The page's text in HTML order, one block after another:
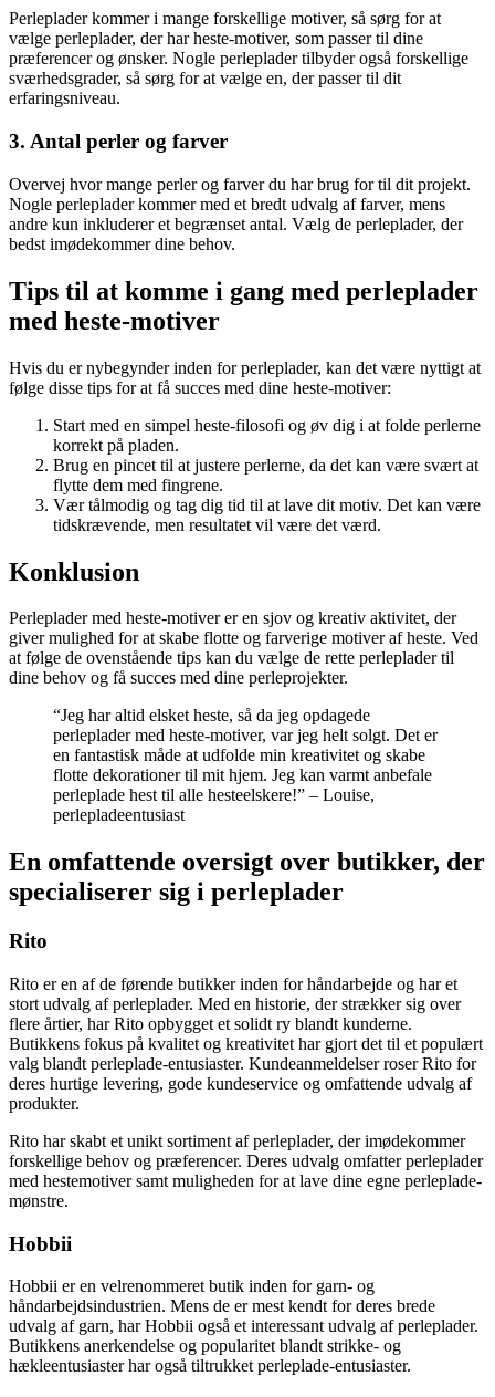
Perleplader kommer i mange forskellige motiver, så sørg for at
vælge perleplader, der har heste-motiver, som passer til dine
præferencer og ønsker. Nogle perleplader tilbyder også forskellige
sværhedsgrader, så sørg for at vælge en, der passer til dit
erfaringsniveau.
3. Antal perler og farver
Overvej hvor mange perler og farver du har brug for til dit projekt.
Nogle perleplader kommer med et bredt udvalg af farver, mens
andre kun inkluderer et begrænset antal. Vælg de perleplader, der
bedst imødekommer dine behov.
Tips til at komme i gang med perleplader
med heste-motiver
Hvis du er nybegynder inden for perleplader, kan det være nyttigt at
følge disse tips for at få succes med dine heste-motiver:
Start med en simpel heste-filosofi og øv dig i at folde perlerne
korrekt på pladen.
Brug en pincet til at justere perlerne, da det kan være svært at
flytte dem med fingrene.
Vær tålmodig og tag dig tid til at lave dit motiv. Det kan være
tidskrævende, men resultatet vil være det værd.
Konklusion
Perleplader med heste-motiver er en sjov og kreativ aktivitet, der
giver mulighed for at skabe flotte og farverige motiver af heste. Ved
at følge de ovenstående tips kan du vælge de rette perleplader til
dine behov og få succes med dine perleprojekter.
“Jeg har altid elsket heste, så da jeg opdagede
perleplader med heste-motiver, var jeg helt solgt. Det er
en fantastisk måde at udfolde min kreativitet og skabe
flotte dekorationer til mit hjem. Jeg kan varmt anbefale
perleplade hest til alle hesteelskere!” – Louise,
perlepladeentusiast
En omfattende oversigt over butikker, der
specialiserer sig i perleplader
Rito
Rito er en af de førende butikker inden for håndarbejde og har et
stort udvalg af perleplader. Med en historie, der strækker sig over
flere årtier, har Rito opbygget et solidt ry blandt kunderne.
Butikkens fokus på kvalitet og kreativitet har gjort det til et populært
valg blandt perleplade-entusiaster. Kundeanmeldelser roser Rito for
deres hurtige levering, gode kundeservice og omfattende udvalg af
produkter.
Rito har skabt et unikt sortiment af perleplader, der imødekommer
forskellige behov og præferencer. Deres udvalg omfatter perleplader
med hestemotiver samt muligheden for at lave dine egne perleplade-
mønstre.
Hobbii
Hobbii er en velrenommeret butik inden for garn- og
håndarbejdsindustrien. Mens de er mest kendt for deres brede
udvalg af garn, har Hobbii også et interessant udvalg af perleplader.
Butikkens anerkendelse og popularitet blandt strikke- og
hækleentusiaster har også tiltrukket perleplade-entusiaster.